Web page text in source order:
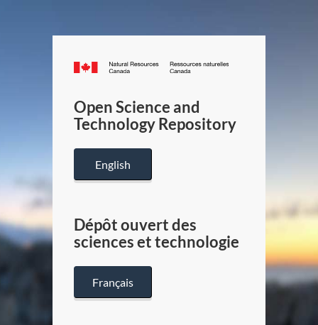
Canada.ca
/
Canada
Open Science and
Technology Repository
English
Dépôt ouvert des
sciences et technologie
Français